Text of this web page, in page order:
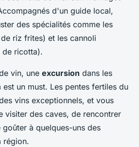
d'un guide local,
des spécialités comme les
riz frites) et les cannoli
de ricotta).
vin, une excursion dans les
un must. Les pentes fertiles du
vins exceptionnels, et vous
visiter des caves, de rencontrer
à quelques-uns des
région.